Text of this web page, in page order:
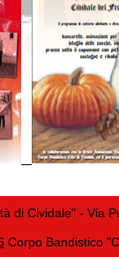
di Cividale" - Via
Corpo Bandistico